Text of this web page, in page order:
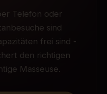
Telefon oder
sind
frei sind -
den richtigen
Masseuse.